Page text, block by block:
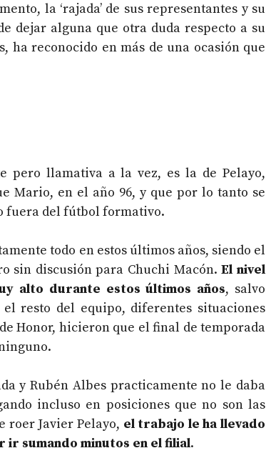
la ‘rajada’ de sus representantes y su
dejar alguna que otra duda respecto a su
reconocido en más de una ocasión que
pero llamativa a la vez, es la de Pelayo,
Mario, en el año 96, y que por lo tanto se
fuera del fútbol formativo.
todo en estos últimos años, siendo el
sin discusión para Chuchi Macón.El nivel
alto durante estos últimos años, salvo
resto del equipo, diferentes situaciones
Honor, hicieron que el final de temporada
y Rubén Albes practicamente no le daba
incluso en posiciones que no son las
roer Javier Pelayo, el trabajo le ha llevado
sumando minutos en el filial.